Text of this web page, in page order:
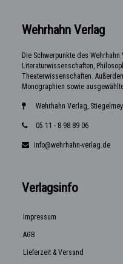
Wehrhahn Verlag
Die Schwerpunkte des
Literaturwissenschaften,
Theaterwissenschaften.
Monographien sowie
Wehrhahn Verlag,
05 11 - 8 98 89 06
info@wehrhahn-verlag.de
Verlagsinfo
Impressum
AGB
Lieferzeit & Versand